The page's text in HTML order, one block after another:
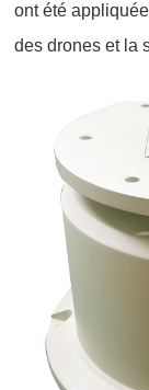
ont été
des drones et la